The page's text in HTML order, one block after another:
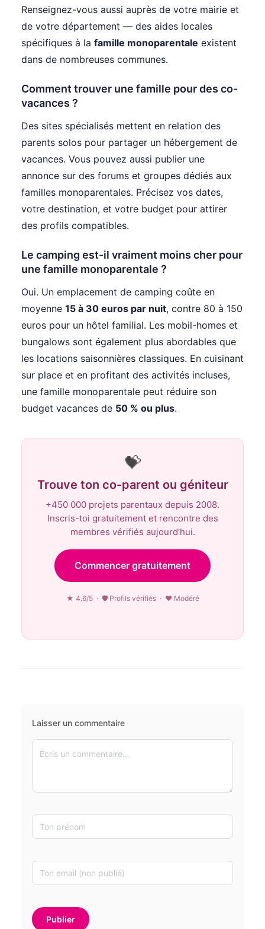
Renseignez-vous aussi auprès de votre mairie et
de votre département — des aides locales
spécifiques à la famille monoparentale existent
dans de nombreuses communes.
Comment trouver une famille pour des co-
vacances ?
Des sites spécialisés mettent en relation des
parents solos pour partager un hébergement de
vacances. Vous pouvez aussi publier une
annonce sur des forums et groupes dédiés aux
familles monoparentales. Précisez vos dates,
votre destination, et votre budget pour attirer
des profils compatibles.
Le camping est-il vraiment moins cher pour
une famille monoparentale ?
Oui. Un emplacement de camping coûte en
moyenne 15 à 30 euros par nuit, contre 80 à 150
euros pour un hôtel familial. Les mobil-homes et
bungalows sont également plus abordables que
les locations saisonnières classiques. En cuisinant
sur place et en profitant des activités incluses,
une famille monoparentale peut réduire son
budget vacances de 50 % ou plus.
💝
Trouve ton co-parent ou géniteur
+450 000 projets parentaux depuis 2008.
Inscris-toi gratuitement et rencontre des
membres vérifiés aujourd’hui.
Commencer gratuitement
★ 4.6/5 · 🛡 Profils vérifiés · ♥ Modéré
Laisser un commentaire